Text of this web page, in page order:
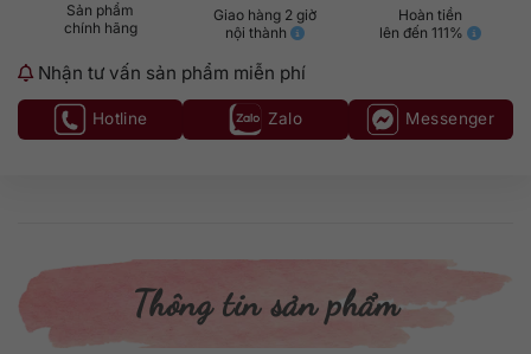
Sản phẩm
chính hãng
Giao hàng 2 giờ
nội thành
Hoàn tiền
lên đến 111%
Nhận tư vấn sản phẩm miễn phí
Hotline Zalo Messenger
Thông tin sản phẩm